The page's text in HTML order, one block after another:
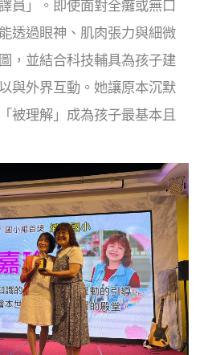
員」。即使面對全癱或無口
透過眼神、肌肉張力與細微
，並結合科技輔具為孩子建
與外界互動。她讓原本沉默
被理解」成為孩子最基本且